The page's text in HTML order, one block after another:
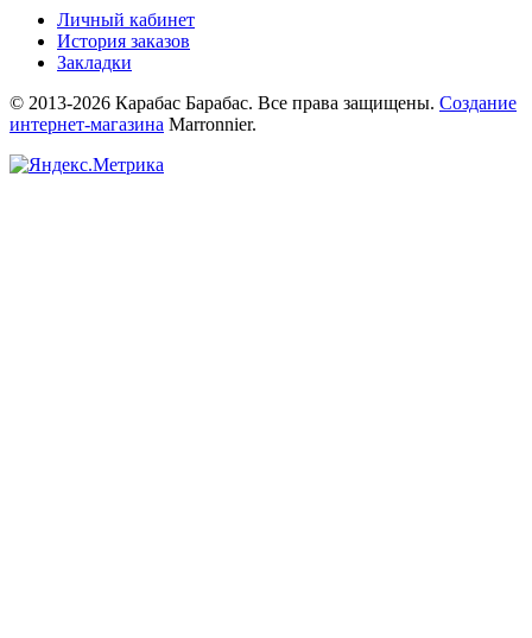
Личный кабинет
История заказов
Закладки
© 2013-2026 Карабас Барабас. Все права защищены. Создание
интернет-магазина Marronnier.